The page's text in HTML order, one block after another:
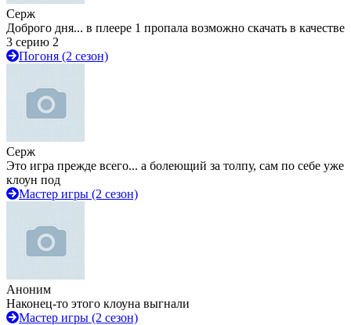
Серж
Доброго дня... в плеере 1 пропала возможно скачать в качестве
3 серию 2
Погоня (2 сезон)
Серж
Это игра прежде всего... а болеющий за толпу, сам по себе уже
клоун под
Мастер игры (2 сезон)
Аноним
Наконец-то этого клоуна выгнали
Мастер игры (2 сезон)